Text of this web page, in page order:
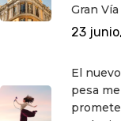
Gran Vía
23
El
pesa